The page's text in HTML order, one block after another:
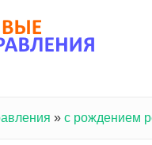
» с рождением